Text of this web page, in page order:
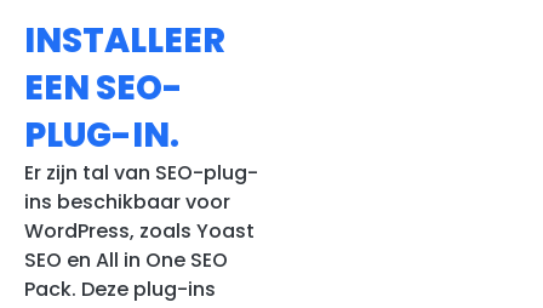
INSTALLEER
EEN SEO-
PLUG-IN.
Er zijn tal van SEO-plug-
ins beschikbaar voor
WordPress, zoals Yoast
SEO en All in One SEO
Pack. Deze plug-ins